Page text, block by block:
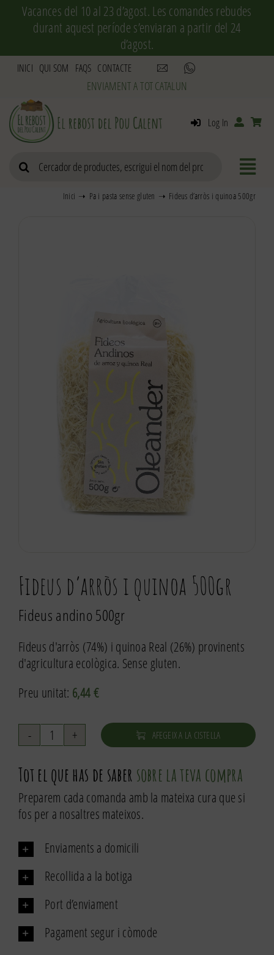
Vacances del 10 al 23 d’agost. Les comandes rebudes
durant aquest període s’enviaran a partir del 24
d’agost.
INICI QUI SOM FAQS CONTACTE
Search
for:
Log In
Inici Pa i pasta sense gluten Fideus d’arròs i quinoa 500gr
Fideus d’arròs i quinoa 500gr
Fideus andino 500gr
Fideus d'arròs (74%) i quinoa Real (26%) provinents
d'agricultura ecològica. Sense gluten.
Preu unitat: 6,44€
quantitat
Fideus
d'arròs
i
quinoa
500gr
AFEGEIX A LA CISTELLA
Tot el que has de saber sobre la teva compra
Preparem cada comanda amb la mateixa cura que si
fos per a nosaltres mateixos.
Enviaments a domicili
Recollida a la botiga
Port d’enviament
Pagament segur i còmode